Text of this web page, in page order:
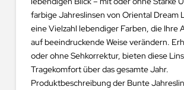
farbige Jahreslinsen von Oriental Dream
eine Vielzahl lebendiger Farben, die Ihre
auf beeindruckende Weise verändern.
oder ohne Sehkorrektur, bieten diese
Tragekomfort über das gesamte Jahr.
Produktbeschreibung der Bunte